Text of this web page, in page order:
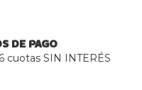
DE PAGO
cuotas SIN INTERÉS